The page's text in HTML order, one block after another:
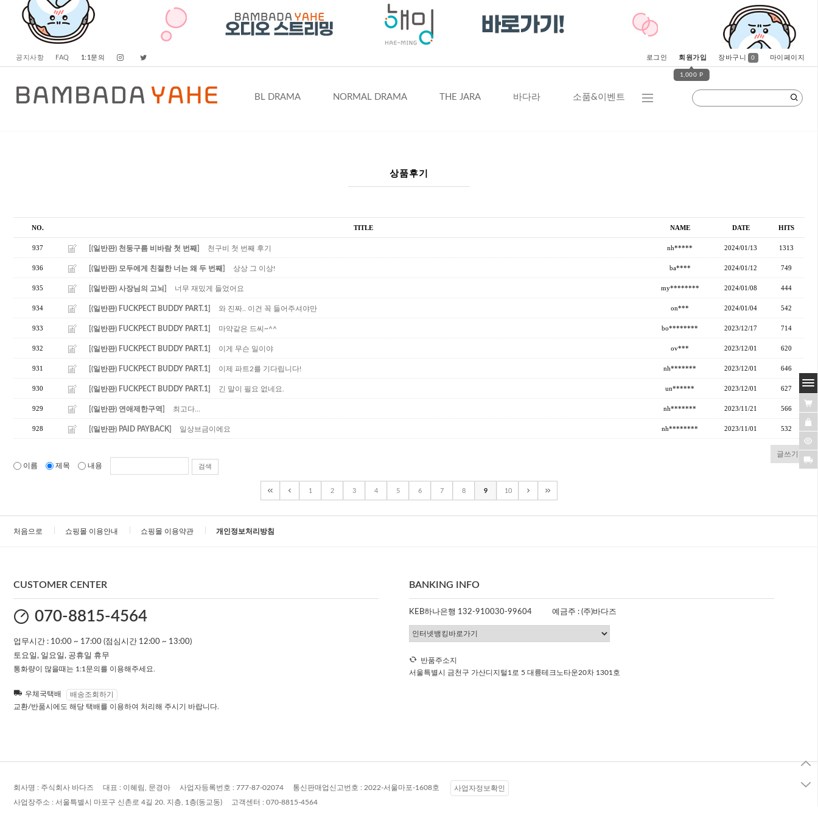
공지사항 FAQ 1:1문의 로그인 회원가입
1,000 P
장바구니 0 마이페이지
BL DRAMA NORMAL DRAMA THE JARA 바다라 소품&이벤트
상품후기
NO. TITLE NAME DATE HITS
937 [(일반판) 천둥구름 비바람 첫 번째] 천구비 첫 번째 후기 nh***** 2024/01/13 1313
936 [(일반판) 모두에게 친절한 너는 왜 두 번째] 상상 그 이상! ba**** 2024/01/12 749
935 [(일반판) 사장님의 고뇌] 너무 재밌게 들었어요 my******** 2024/01/08 444
934 [(일반판) FUCKPECT BUDDY PART.1] 와 진짜.. 이건 꼭 들어주셔야만 on*** 2024/01/04 542
933 [(일반판) FUCKPECT BUDDY PART.1] 마약같은 드씨~^^ bo******** 2023/12/17 714
932 [(일반판) FUCKPECT BUDDY PART.1] 이게 무슨 일이야 ov*** 2023/12/01 620
931 [(일반판) FUCKPECT BUDDY PART.1] 이제 파트2를 기다립니다! nh******* 2023/12/01 646
930 [(일반판) FUCKPECT BUDDY PART.1] 긴 말이 필요 없네요. un****** 2023/12/01 627
929 [(일반판) 연애제한구역] 최고다... nh******* 2023/11/21 566
928 [(일반판) PAID PAYBACK] 일상브금이에요 nh******** 2023/11/01 532
이름 제목 내용 검색
글쓰기
1 2 3 4 5 6 7 8 9 10
처음으로 쇼핑몰 이용안내 쇼핑몰 이용약관 개인정보처리방침
CUSTOMER CENTER
070-8815-4564
업무시간 : 10:00 ~ 17:00 (점심시간 12:00 ~ 13:00)
토요일, 일요일, 공휴일 휴무
통화량이 많을때는 1:1문의를 이용해주세요.
우체국택배
배송조회하기
교환/반품시에도 해당 택배를 이용하여 처리해 주시기 바랍니다.
BANKING INFO
KEB하나은행 132-910030-99604 예금주 : (주)바다즈
반품주소지
서울특별시 금천구 가산디지털1로 5 대륭테크노타운20차 1301호
회사명 : 주식회사 바다즈 대표 : 이혜림, 문경아 사업자등록번호 : 777-87-02074 통신판매업신고번호 : 2022-서울마포-1608호
사업자정보확인
사업장주소 : 서울특별시 마포구 신촌로 4길 20. 지층, 1층(동교동) 고객센터 : 070-8815-4564